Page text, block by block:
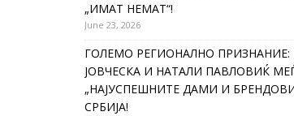
„ИМАТ НЕМАТ“!
June 23, 2026
ГОЛЕМО РЕГИОНАЛНО ПРИЗНАНИЕ:
ЈОВЧЕСКА И НАТАЛИ ПАВЛОВИЌ
„НАЈУСПЕШНИТЕ ДАМИ И
СРБИЈА!